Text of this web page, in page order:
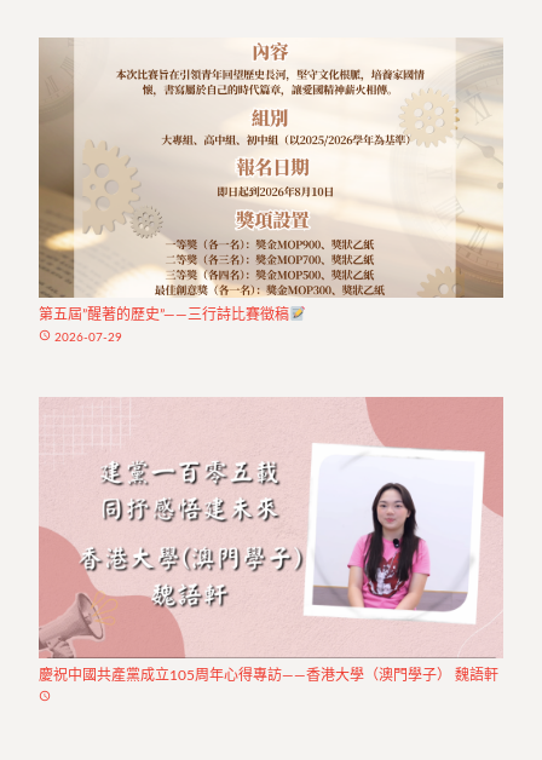
第五屆”醒著的歷史”——三行詩比賽徵稿
access_time 2026-07-29
慶祝中國共產黨成立105周年心得專訪——香港大學（澳門學子） 魏語軒
access_time